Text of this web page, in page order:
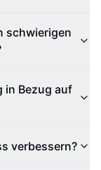
schwierigen
in Bezug auf
verbessern?